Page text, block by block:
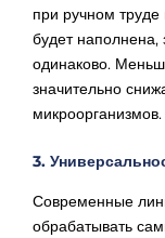
при ручном труде
будет
одинаково.
значительно
микроорганизмов.
3.
Современные
обрабатывать